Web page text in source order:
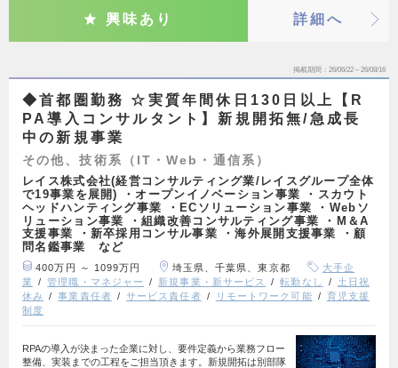
興味あり 詳細へ
掲載期間 26/06/22～26/08/16
◆首都圏勤務 ☆実質年間休日130日以上【R
PA導入コンサルタント】新規開拓無/急成長
中の新規事業
その他、技術系（IT・Web・通信系）
レイス株式会社(経営コンサルティング業/レイスグループ全体
で19事業を展開) ・オープンイノベーション事業 ・スカウト
ヘッドハンティング事業 ・ECソリューション事業 ・Webソ
リューション事業 ・組織改善コンサルティング事業 ・M＆A
支援事業 ・新卒採用コンサル事業 ・海外展開支援事業 ・顧
問名鑑事業 など
400万円 ～ 1099万円 埼玉県、千葉県、東京都
大手企
業
管理職・マネジャー 新規事業・新サービス 転勤なし
土日祝
休み
事業責任者 サービス責任者 リモートワーク可能
育児支援
制度
RPAの導入が決まった企業に対し、要件定義から業務フロー
整備、実装までの工程をご担当頂きます。新規開拓は別部隊